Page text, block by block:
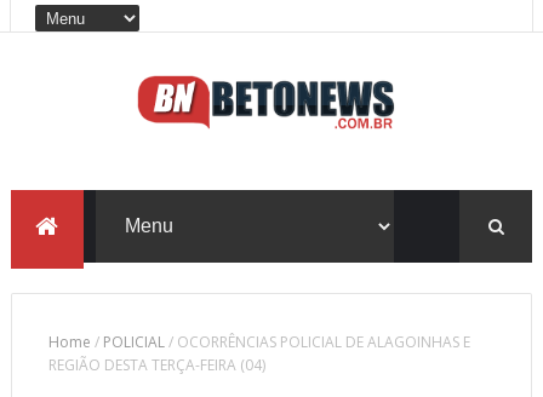
Home / POLICIAL/ OCORRÊNCIAS POLICIAL DE ALAGOINHAS E
REGIÃO DESTA TERÇA-FEIRA (04)